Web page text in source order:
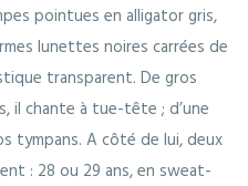
pointues en alligator gris,
lunettes noires carrées de
transparent. De gros
il chante à tue-tête ; d’une
tympans. A côté de lui, deux
: 28 ou 29 ans, en sweat-